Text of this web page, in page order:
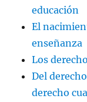
educación
El
enseñanza
Los
Del
derecho